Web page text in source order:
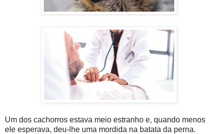
Um dos cachorros estava meio estranho e, quando menos
ele esperava, deu-lhe uma mordida na batata da perna.